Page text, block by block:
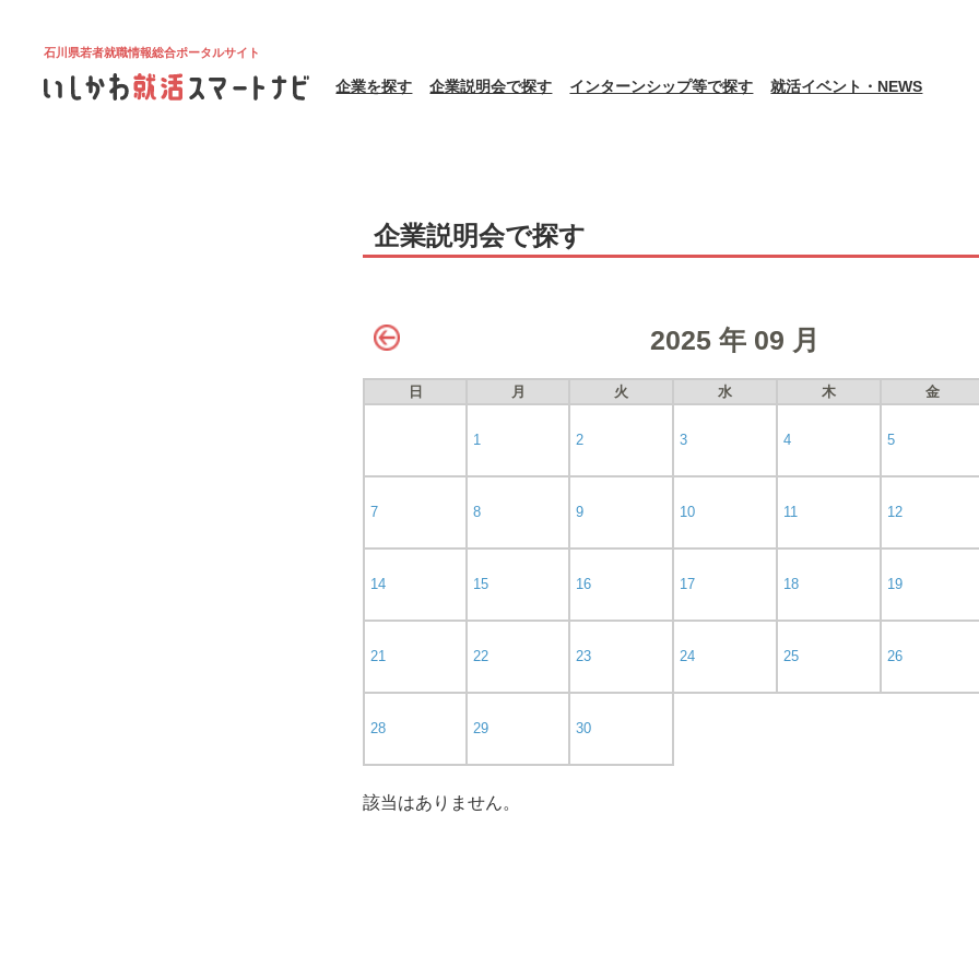
石川県若者就職情報総合ポータルサイト
企業を探す 企業説明会で探す インターンシップ等で探す 就活イベント・NEWS
企業説明会で探す
2025 年 09 月
日 月 火 水 木 金
1 2 3 4 5
7 8 9 10 11 12
14 15 16 17 18 19
21 22 23 24 25 26
28 29 30
該当はありません。